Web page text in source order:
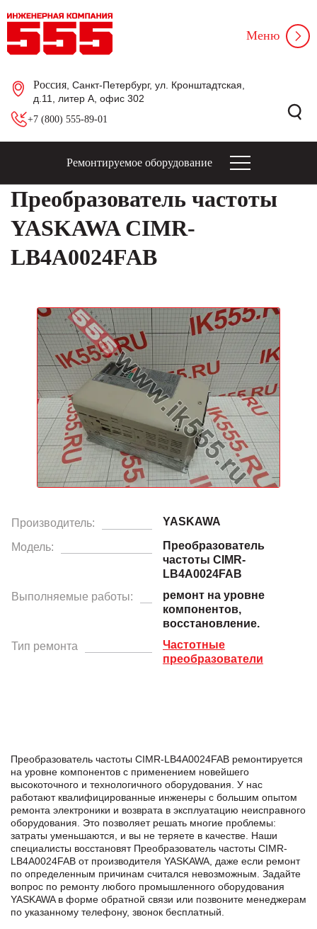
Россия , Санкт-Петербург, ул. Кронштадтская,
д.11, литер А, офис 302
+7 (800) 555-89-01
Меню
Ремонтируемое оборудование
Преобразователь частоты
YASKAWA CIMR-
LB4A0024FAB
Производитель: YASKAWA
Модель:
Преобразователь
частоты CIMR-
LB4A0024FAB
Выполняемые работы:
ремонт на уровне
компонентов,
восстановление.
Тип ремонта
Частотные
преобразователи
Преобразователь частоты CIMR-LB4A0024FAB ремонтируется
на уровне компонентов с применением новейшего
высокоточного и технологичного оборудования. У нас
работают квалифицированные инженеры с большим опытом
ремонта электроники и возврата в эксплуатацию неисправного
оборудования. Это позволяет решать многие проблемы:
затраты уменьшаются, и вы не теряете в качестве. Наши
специалисты восстановят Преобразователь частоты CIMR-
LB4A0024FAB от производителя YASKAWA, даже если ремонт
по определенным причинам считался невозможным. Задайте
вопрос по ремонту любого промышленного оборудования
YASKAWA в формe обратной связи или позвоните менеджерам
по указанному телефону, звонок бесплатный.